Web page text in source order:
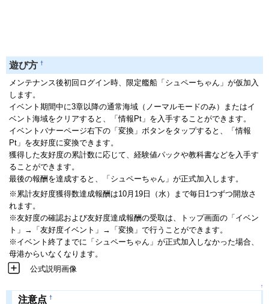
遊び方 †
メンテナンス後初回ログイン時、限定艦船「シュペーちゃん」が仮加入
します。
イベント期間中に3章以降の通常海域（ノーマルモードのみ）またはイ
ベント海域をクリアすると、「情報Pt」を入手することができます。
イベントバナーページ右下の「変換」ボタンをタップすると、「情報
Pt」を友好度に変換できます。
獲得した友好度の累計数に応じて、経験値パックや教科書などを入手す
ることができます。
最後の報酬を達成すると、「シュペーちゃん」が正式加入します。
※累計友好度獲得数達成報酬は10月19日（水）まで毎日1つずつ開放さ
れます。
※友好度の確認および友好度達成報酬の受取は、トップ画面の「イベン
ト」→「友好度イベント」→「変換」で行うことができます。
※イベント終了までに「シュペーちゃん」が正式加入しなかった場合、
母港からいなくなります。
公式説明画像
↑
注意点 †